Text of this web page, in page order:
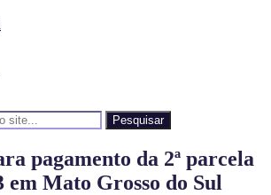
Pesquisar
pagamento da 2ª parcela
em Mato Grosso do Sul